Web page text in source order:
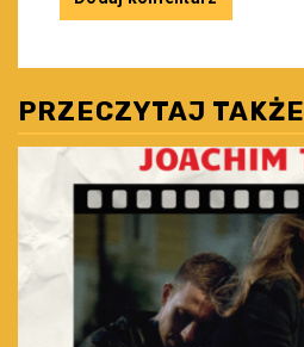
PRZECZYTAJ TAKŻE